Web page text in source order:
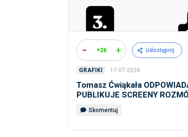
- +26 + Udostępnij
GRAFIKI 17-07-2026
Tomasz Ćwiąkała
PUBLIKUJE SCREENY
Skomentuj